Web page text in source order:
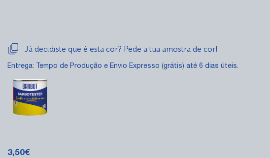
Já decidiste que é esta cor? Pede a tua amostra de cor!
Entrega: Tempo de Produção e Envio Expresso (grátis) até 6 dias úteis.
3,50€